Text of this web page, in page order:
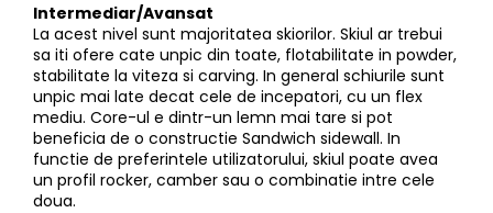
Intermediar/Avansat
La acest nivel sunt majoritatea skiorilor. Skiul ar trebui
sa iti ofere cate unpic din toate, flotabilitate in powder,
stabilitate la viteza si carving. In general schiurile sunt
unpic mai late decat cele de incepatori, cu un flex
mediu. Core-ul e dintr-un lemn mai tare si pot
beneficia de o constructie Sandwich sidewall. In
functie de preferintele utilizatorului, skiul poate avea
un profil rocker, camber sau o combinatie intre cele
doua.